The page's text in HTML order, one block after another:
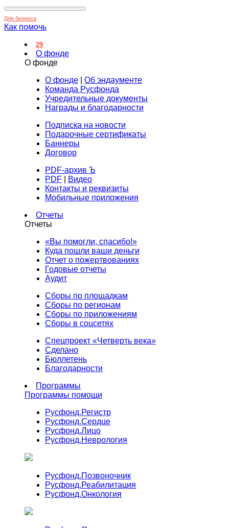
Для бизнеса
Как помочь
29
О фонде
О фонде
О фонде
Об эндаументе
Команда Русфонда
Учредительные документы
Награды и благодарности
Подписка на новости
Подарочные сертификаты
Баннеры
Договор
PDF-архив Ъ
PDF
Видео
Контакты и реквизиты
Мобильные приложения
Отчеты
Отчеты
«Вы помогли, спасибо!»
Куда пошли ваши деньги
Отчет о пожертвованиях
Годовые отчеты
Аудит
Сборы по площадкам
Сборы по регионам
Сборы по приложениям
Сборы в соцсетях
Спецпроект «Четверть века»
Сделано
Бюллетень
Благодарности
Программы
Программы помощи
Русфонд.Регистр
Русфонд.Сердце
Русфонд.Лицо
Русфонд.Неврология
Русфонд.Позвоночник
Русфонд.Реабилитация
Русфонд.Онкология